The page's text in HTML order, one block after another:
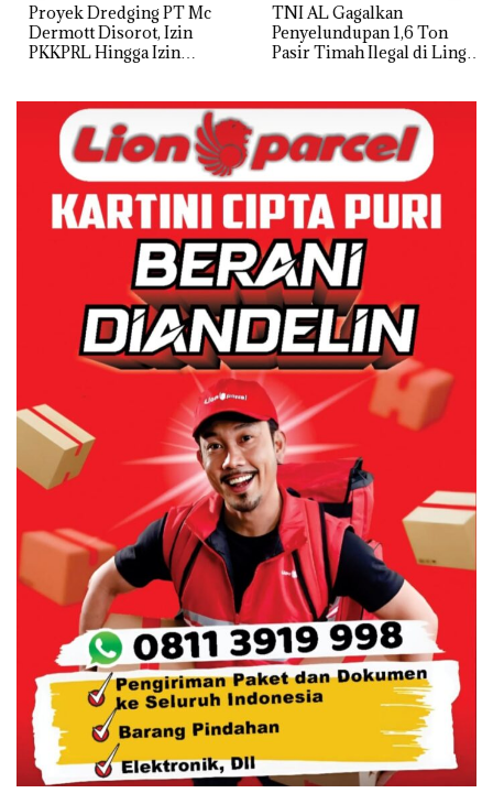
Proyek Dredging PT Mc
Dermott Disorot, Izin
PKKPRL Hingga Izin
TNI AL Gagalkan
Penyelundupan 1,6 Ton
Pasir Timah Ilegal di Lingga,
Diselundupkan ke Malaysia